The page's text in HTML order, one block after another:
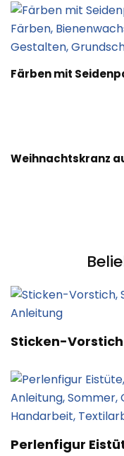
Färben mit
Weihnachtskranz
Sticken-Vorstich
Perlenfigur